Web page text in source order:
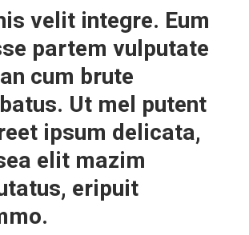
velit integre. Eum
partem vulputate
cum brute
Ut mel putent
ipsum delicata,
elit mazim
eripuit